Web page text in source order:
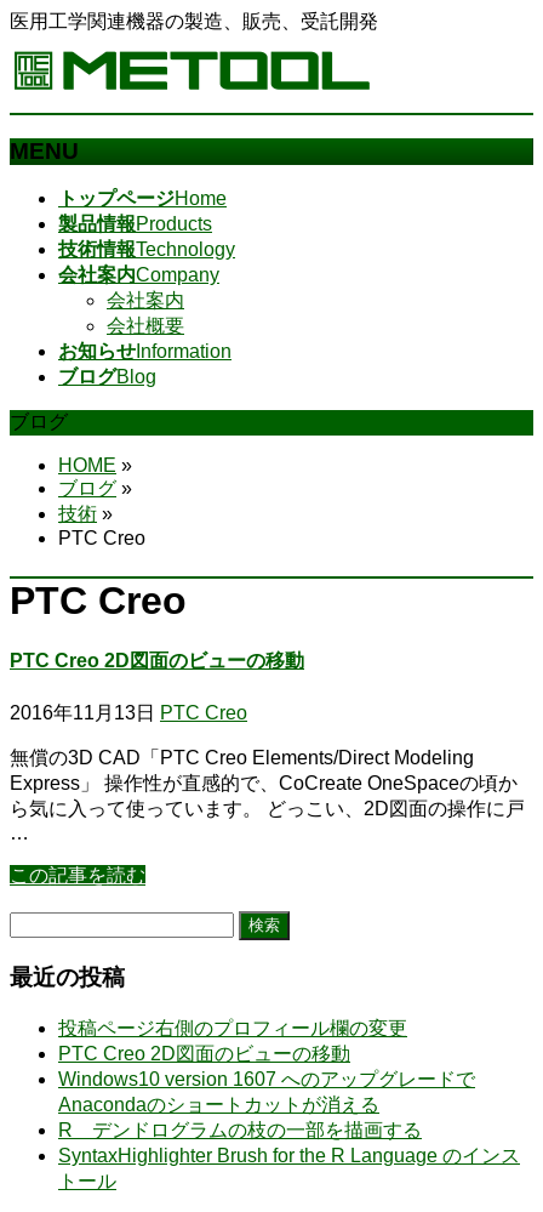
医用工学関連機器の製造、販売、受託開発
MENU
トップページHome
製品情報Products
技術情報Technology
会社案内Company
会社案内
会社概要
お知らせ Information
ブログBlog
ブログ
HOME »
ブログ »
技術 »
PTC Creo
PTC Creo
PTC Creo 2D図面のビューの移動
2016年11月13日 PTC Creo
無償の3D CAD「PTC Creo Elements/Direct Modeling
Express」 操作性が直感的で、CoCreate OneSpaceの頃か
ら気に入って使っています。 どっこい、2D図面の操作に戸
…
この記事を読む
最近の投稿
投稿ページ右側のプロフィール欄の変更
PTC Creo 2D図面のビューの移動
Windows10 version 1607 へのアップグレードで
Anacondaのショートカットが消える
R デンドログラムの枝の一部を描画する
SyntaxHighlighter Brush for the R Language のインス
トール